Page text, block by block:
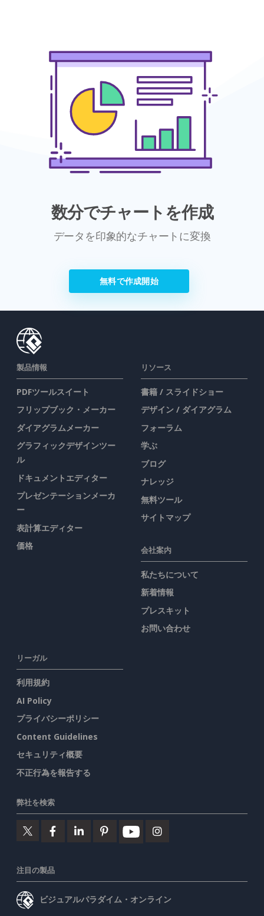
数分でチャートを作成
データを印象的なチャートに変換
無料で作成開始
製品情報
PDFツールスイート
フリップブック・メーカー
ダイアグラムメーカー
グラフィックデザインツー
ル
ドキュメントエディター
プレゼンテーションメーカ
ー
表計算エディター
価格
リソース
書籍 / スライドショー
デザイン / ダイアグラム
フォーラム
学ぶ
ブログ
ナレッジ
無料ツール
サイトマップ
会社案内
私たちについて
新着情報
プレスキット
お問い合わせ
リーガル
利用規約
AI Policy
プライバシーポリシー
Content Guidelines
セキュリティ概要
不正行為を報告する
弊社を検索
注目の製品
ビジュアルパラダイム・オンライン